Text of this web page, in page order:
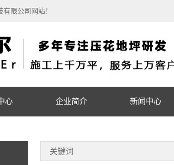
限公司网站！
心 企业简介 新闻中心
关键词